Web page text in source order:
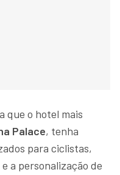
que o hotel mais
Palace, tenha
para ciclistas,
a personalização de